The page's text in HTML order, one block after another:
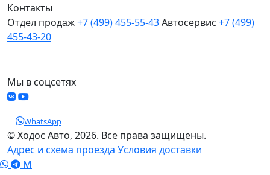
Контакты
Отдел продаж+7 (499) 455-55-43Автосервис +7 (499)
455-43-20
Мы в соцсетях
WhatsApp
© Ходос Авто, 2026. Все права защищены.
Адрес и схема проезда Условия доставки
M